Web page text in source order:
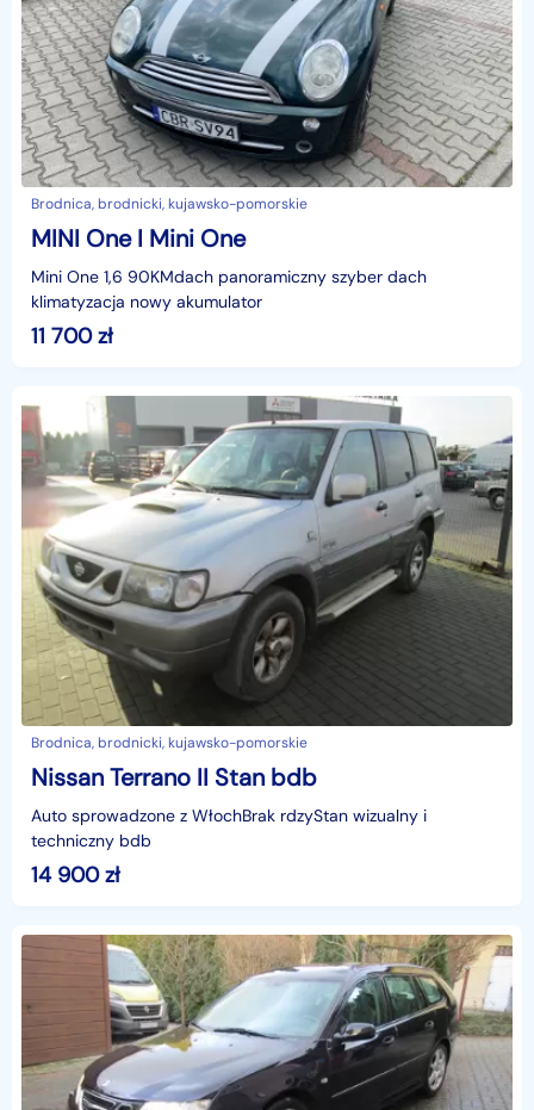
Brodnica, brodnicki, kujawsko-pomorskie
MINI One I Mini One
Mini One 1,6 90KMdach panoramiczny szyber dach
klimatyzacja nowy akumulator
11 700zł
Brodnica, brodnicki, kujawsko-pomorskie
Nissan Terrano II Stan bdb
Auto sprowadzone z WłochBrak rdzyStan wizualny i
techniczny bdb
14 900zł